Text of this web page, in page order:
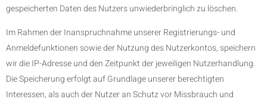
gespeicherten Daten des Nutzers unwiederbringlich zu löschen.
Im Rahmen der Inanspruchnahme unserer Registrierungs- und
Anmeldefunktionen sowie der Nutzung des Nutzerkontos, speichern
wir die IP-Adresse und den Zeitpunkt der jeweiligen Nutzerhandlung.
Die Speicherung erfolgt auf Grundlage unserer berechtigten
Interessen, als auch der Nutzer an Schutz vor Missbrauch und